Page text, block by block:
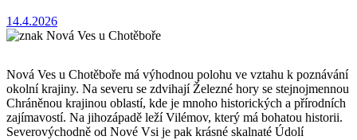
14.4.2026
Nová Ves u Chotěboře má výhodnou polohu ve vztahu k poznávání
okolní krajiny. Na severu se zdvihají Železné hory se stejnojmennou
Chráněnou krajinou oblastí, kde je mnoho historických a přírodních
zajímavostí. Na jihozápadě leží Vilémov, který má bohatou historii.
Severovýchodně od Nové Vsi je pak krásné skalnaté Údolí